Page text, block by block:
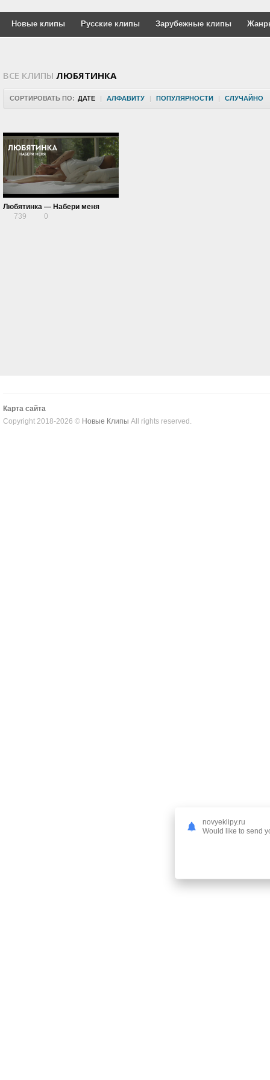
Новые клипы Русские клипы Зарубежные клипы
ВСЕ КЛИПЫ ЛЮБЯТИНКА
СОРТИРОВАТЬ ПО: ДАТЕ | АЛФАВИТУ | ПОПУЛЯРНОСТИ | СЛУЧАЙНО
Любятинка — Набери меня
739
0
Карта сайта
Copyright 2018-2026 © Новые Клипы All rights reserved.
novyeklipy.ru
Would like to send